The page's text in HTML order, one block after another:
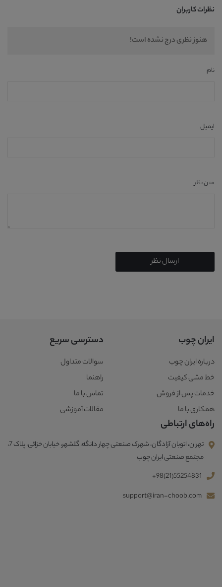
نظرات کاربران
هنوز نظری درج نشده است!
نام
ایمیل
متن نظر
ارسال نظر
ایران چوب
درباره ایران چوب
خط مشی کیفیت
خدمات پس از فروش
همکاری با ما
دسترسی سریع
سوالات متداول
راهنما
تماس با ما
مقالات آموزشی
راه‌های ارتباطی
تهران، اتوبان آزادگان، شهرک صنعتی چهار دانگه، گلشهر، خیابان خزائی، پلاک 7،
مجتمع صنعتی ایران چوب
+98(21)55254831
support@iran-choob.com